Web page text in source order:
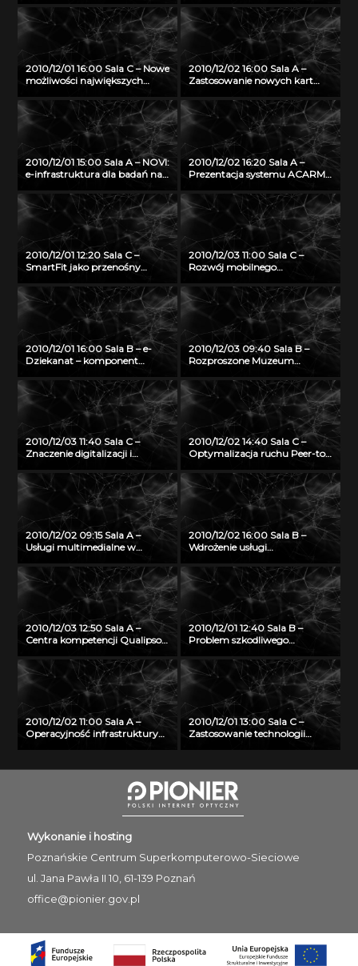
jako innowacyjna platforma e-
nauczania o środowisku
naturalnym
2010/12/01 16:00 Sala C – Nowe
możliwości największych
SGI Altrix UV
2010/12/02 16:00 Sala A –
Zastosowanie nowych kart
infrastrukturze PKI z
wykorzystaniem systemu
OPTIcamp
2010/12/01 15:00 Sala A – NOVI:
e-infrastruktura dla badań nad
2010/12/02 16:20 Sala A –
Prezentacja systemu ACARM-
2010/12/01 12:20 Sala C –
SmartFit jako przenośny
predykcji oraz planowania
treningu wspomagającego
zdrowy tryb życia
2010/12/03 11:00 Sala C –
Rozwój mobilnego
turystycznego
2010/12/01 16:00 Sala B – e-
Dziekanat – komponent
otwartego oprogramowania
2010/12/03 09:40 Sala B –
Rozproszone Muzeum
dystrybucji treści 3D w
architekturze Internetu
Przyszłości
2010/12/03 11:40 Sala C –
Znaczenie digitalizacji i
archiwalnych w Internecie dla
rozwoju nowych inicjatyw
społecznych
2010/12/02 14:40 Sala C –
Optymalizacja ruchu Peer-to-
2010/12/02 09:15 Sala A –
Usługi multimedialne w
Komputerowej – TASK
2010/12/02 16:00 Sala B –
Wdrożenie usługi
PIONIER
2010/12/03 12:50 Sala A –
Centra kompetencji Qualipso –
stymulująca wykorzystanie
oprogramowania Open
2010/12/01 12:40 Sala B –
Problem szkodliwego
systemach NIX
2010/12/02 11:00 Sala A –
Operacyjność infrastruktury
2010/12/01 13:00 Sala C –
Zastosowanie technologii
Wykonanie i hosting
Poznańskie Centrum Superkomputerowo-Sieciowe
ul. Jana Pawła II 10, 61-139 Poznań
office@pionier.gov.pl